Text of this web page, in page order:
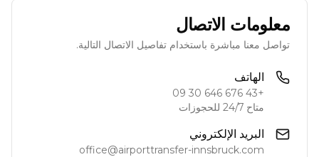
معلومات الاتصال
تواصل معنا مباشرة باستخدام تفاصيل الاتصال التالية.
الهاتف
+43 676 646 30 09
متاح 24/7 للحجوزات
البريد الإلكتروني
office@airporttransfer-innsbruck.com